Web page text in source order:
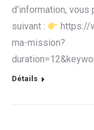
d’information,
suivant :
https://
ma-mission?
Détails